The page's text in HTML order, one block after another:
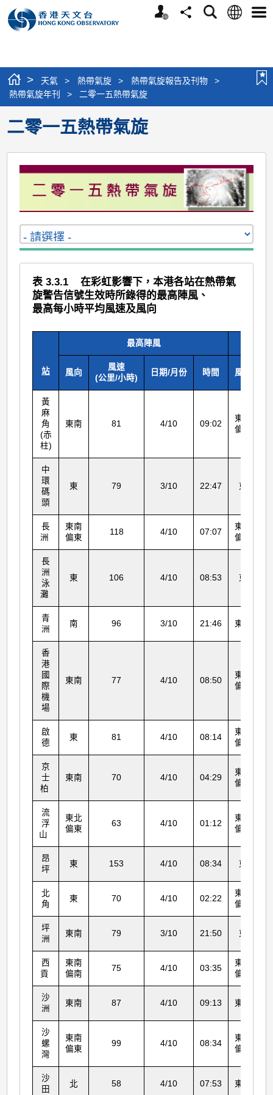
個
分
搜
語
選
> 天氣 > 熱帶氣旋 > 熱帶氣旋報告及刊物
>
熱帶氣旋年刊
> 二零一五熱帶氣旋
二零一五熱帶氣旋
表 3.3.1 在彩虹影響下，本港各站在熱帶氣
旋警告信號生效時所錄得的最高陣風、
最高每小時平均風速及風向
站
最高陣風
風向
風速
(公里/小時)
日期/月份 時間 風向
黃
麻
角
(赤
柱)
東南 81 4/10 09:02
東南
偏東
中
環
碼
頭
東 79 3/10 22:47 東
長
洲
東南
偏東
118 4/10 07:07
東南
偏東
長
洲
泳
灘
東 106 4/10 08:53 東
青
洲
南 96 3/10 21:46 東北
香
港
國
際
機
場
東南 77 4/10 08:50
東南
偏東
啟
德
東 81 4/10 08:14
東南
偏東
京
士
柏
東南 70 4/10 04:29
東南
偏東
流
浮
山
東北
偏東
63 4/10 01:12
東北
偏東
昂
坪
東 153 4/10 08:34 東
北
角
東 70 4/10 02:22
東北
偏東
坪
洲
東南 79 3/10 21:50 東
西
貢
東南
偏南
75 4/10 03:35
東北
偏東
沙
洲
東南 87 4/10 09:13 東南
沙
螺
灣
東南
偏東
99 4/10 08:34
東北
偏東
沙
田
北 58 4/10 07:53 東南